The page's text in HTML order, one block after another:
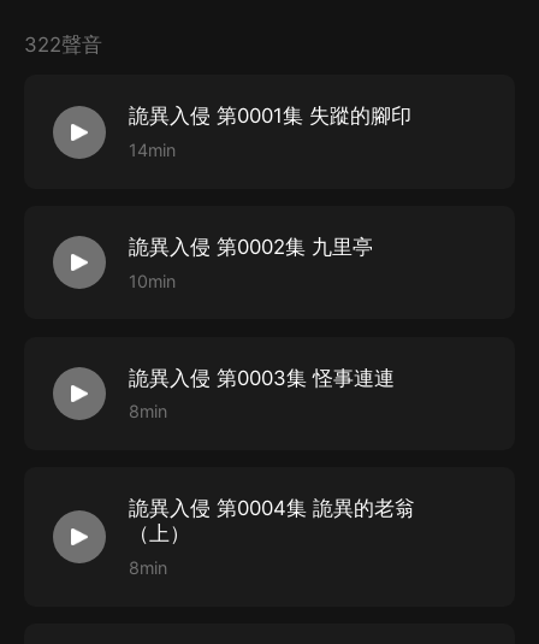
激變的時代巨潮中，每一朵后浪，都是希望……每一個活
江躍開局連一條狗都没有，卻陰差陽錯踏上了逆行者的征
程。
STAFF
畫本：康家的康康
美工：何幾竹
購買須知
322聲音
詭異入侵 第0001集 失蹤的腳印
14min
詭異入侵 第0002集 九里亭
10min
詭異入侵 第0003集 怪事連連
8min
詭異入侵 第0004集 詭異的老翁
（上）
8min